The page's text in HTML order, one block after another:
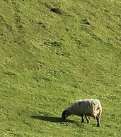
beendet
von Rindern